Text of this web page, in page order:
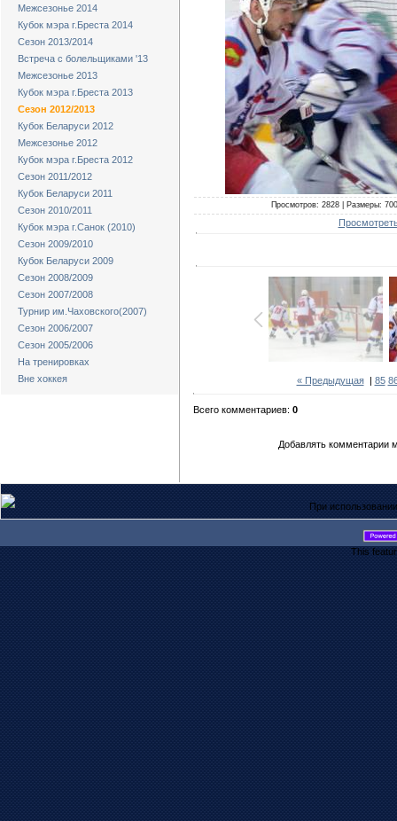
Межсезонье 2014
Кубок мэра г.Бреста 2014
Сезон 2013/2014
Встреча с болельщиками '13
Межсезонье 2013
Кубок мэра г.Бреста 2013
Сезон 2012/2013
Кубок Беларуси 2012
Межсезонье 2012
Кубок мэра г.Бреста 2012
Сезон 2011/2012
Кубок Беларуси 2011
Сезон 2010/2011
Кубок мэра г.Санок (2010)
Сезон 2009/2010
Кубок Беларуси 2009
Сезон 2008/2009
Сезон 2007/2008
Турнир им.Чаховского(2007)
Сезон 2006/2007
Сезон 2005/2006
На тренировках
Вне хоккея
Просмотров: 2828 | Размеры:
« Предыдущая| 85
Всего комментариев: 0
Добавлять комментарии
При
This